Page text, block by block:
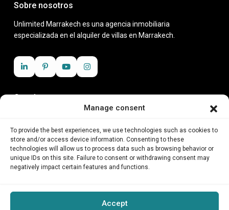
Manage consent
To provide the best experiences, we use technologies such as cookies to
store and/or access device information. Consenting to these
technologies will allow us to process data such as browsing behavior or
unique IDs on this site. Failure to consent or withdrawing consent may
negatively impact certain features and functions.
Accept
Sobre nosotros
Unlimited Marrakech es una agencia inmobiliaria
especializada en el alquiler de villas en Marrakech.
Contáctanos
+212 6 23 11 25 18
contact@unlimitedmarrakech.com
Inicio
Restaurante con espectáculo